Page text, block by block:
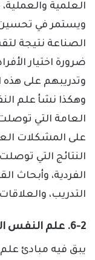
العلمية
ويستمر في تحسين
الصناعة نتيجة
ضرورة اختيار
وتدريبهم على هذه
وهكذا نشأ علم
العامة التي
على المشكلات
النتائج التي
الفردية، وأبحاث
التدريب،
6-2. علم النفس التربوي Educational psychology
يبق فيه مبادئ علم